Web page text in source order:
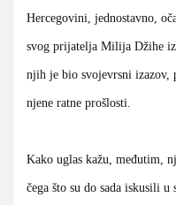
Hercegovini, jednostavno,
svog prijatelja Milija Džihe iz
njih je bio svojevrsni izazov,
njene ratne prošlosti.
Kako uglas kažu, međutim,
čega što su do sada iskusili